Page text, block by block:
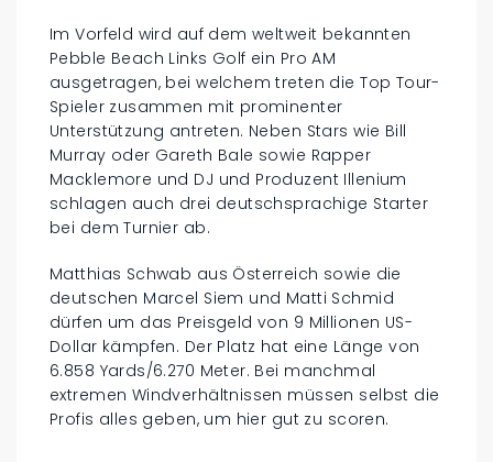
Im Vorfeld wird auf dem weltweit bekannten
Pebble Beach Links Golf ein Pro AM
ausgetragen, bei welchem treten die Top Tour-
Spieler zusammen mit prominenter
Unterstützung antreten. Neben Stars wie Bill
Murray oder Gareth Bale sowie Rapper
Macklemore und DJ und Produzent Illenium
schlagen auch drei deutschsprachige Starter
bei dem Turnier ab.
Matthias Schwab aus Österreich sowie die
deutschen Marcel Siem und Matti Schmid
dürfen um das Preisgeld von 9 Millionen US-
Dollar kämpfen. Der Platz hat eine Länge von
6.858 Yards/6.270 Meter. Bei manchmal
extremen Windverhältnissen müssen selbst die
Profis alles geben, um hier gut zu scoren.